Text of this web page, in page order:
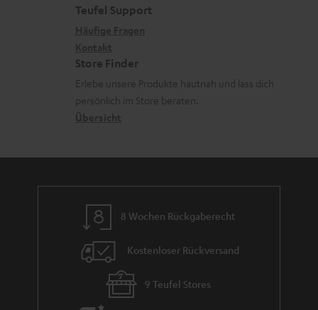
r
a
r
a
i
e
t
ü
c
a
h
m
e
k
o
a
d
a
n
Teufel Support
Store Finder
Erlebe unsere Produkte hautnah und lass dich
persönlich im Store beraten.
8 Wochen Rückgaberecht
Kostenloser Rückversand
9 Teufel Stores